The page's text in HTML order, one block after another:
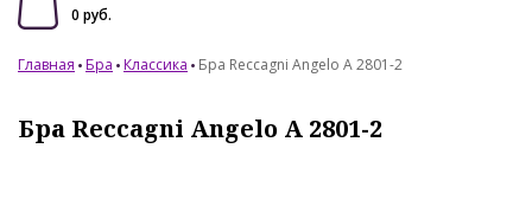
0 руб.
Главная Бра Классика Бра Reccagni Angelo A 2801-2
Бра Reccagni Angelo A 2801-2